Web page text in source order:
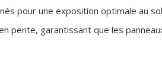
pour une exposition optimale au
pente, garantissant que les